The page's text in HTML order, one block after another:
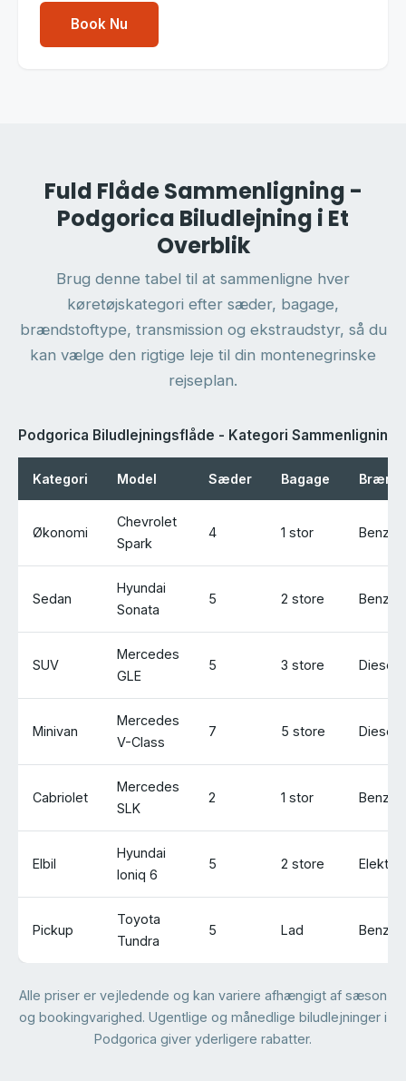
Book Nu
Fuld Flåde Sammenligning -
Podgorica Biludlejning i Et
Overblik
Brug denne tabel til at sammenligne hver
køretøjskategori efter sæder, bagage,
brændstoftype, transmission og ekstraudstyr, så du
kan vælge den rigtige leje til din montenegrinske
rejseplan.
Podgorica Biludlejningsflåde - Kategori Sammenligning
Kategori Model Sæder Bagage
Økonomi
Chevrolet
Spark
4 1 stor Benzin
Sedan
Hyundai
Sonata
5 2 store Benzin
SUV
Mercedes
GLE
5 3 store Diesel
Minivan
Mercedes
V-Class
7 5 store Diesel
Cabriolet
Mercedes
SLK
2 1 stor Benzin
Elbil
Hyundai
Ioniq 6
5 2 store
Pickup
Toyota
Tundra
5 Lad Benzin
Alle priser er vejledende og kan variere afhængigt af sæson
og bookingvarighed. Ugentlige og månedlige biludlejninger i
Podgorica giver yderligere rabatter.